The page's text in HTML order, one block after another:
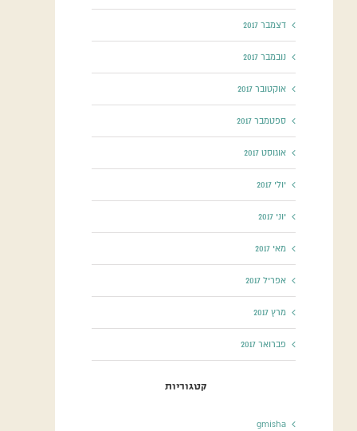
דצמבר 2017
נובמבר 2017
אוקטובר 2017
ספטמבר 2017
אוגוסט 2017
יולי 2017
יוני 2017
מאי 2017
אפריל 2017
מרץ 2017
פברואר 2017
קטגוריות
gmisha